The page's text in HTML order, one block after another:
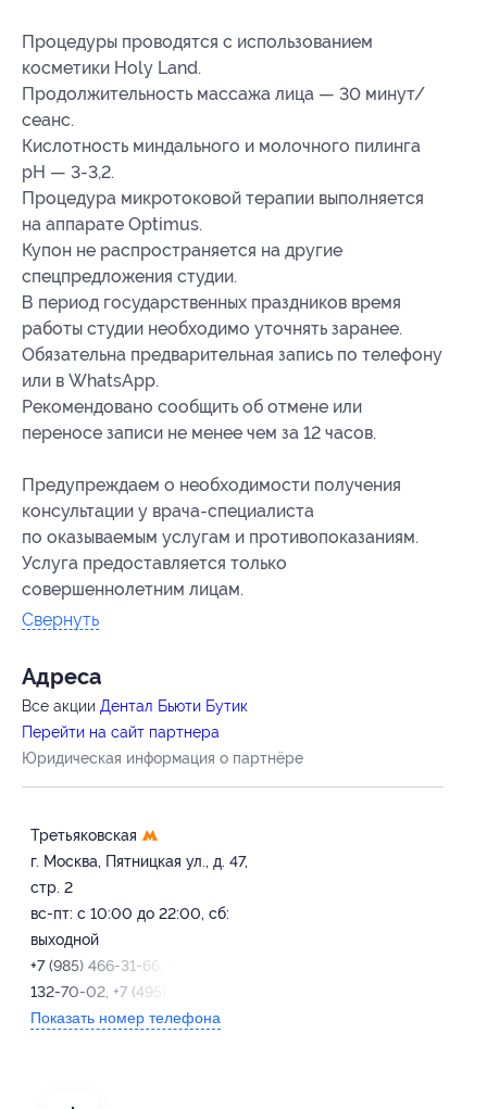
Процедуры проводятся с использованием
косметики Holy Land.
Продолжительность массажа лица — 30 минут/
сеанс.
Кислотность миндального и молочного пилинга
pH — 3-3,2.
Процедура микротоковой терапии выполняется
на аппарате Optimus.
Купон не распространяется на другие
спецпредложения студии.
В период государственных праздников время
работы студии необходимо уточнять заранее.
Обязательна предварительная запись по телефону
или в WhatsApp.
Рекомендовано сообщить об отмене или
переносе записи не менее чем за 12 часов.
Предупреждаем о необходимости получения
консультации у врача-специалиста
по оказываемым услугам и противопоказаниям.
Услуга предоставляется только
совершеннолетним лицам.
Свернуть
Адресa
Все акции Дентал Бьюти Бутик
Перейти на сайт партнера
Юридическая информация о партнёре
Третьяковская
г. Москва, Пятницкая ул., д. 47,
стр. 2
вс-пт: с 10:00 до 22:00, сб:
выходной
+7 (985) 466-31-66, +7 (495)
132-70-02, +7 (495) 130-70-07
Показать номер телефона